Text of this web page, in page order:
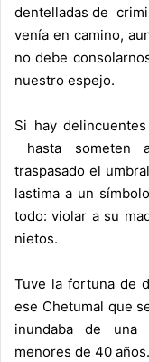
dentelladas de
venía en camino,
no debe
nuestro espejo.
Si hay
hasta someten
traspasado el
lastima a un
todo: violar a su
nietos.
Tuve la fortuna de
ese Chetumal que
inundaba de una
menores de 40 años.